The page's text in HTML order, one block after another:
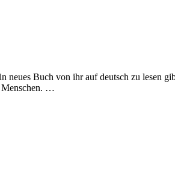
neues Buch von ihr auf deutsch zu lesen
Menschen. …